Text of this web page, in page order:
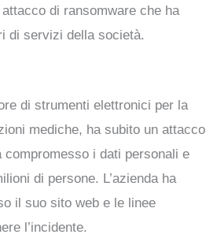
di ransomware che ha
di servizi della società.
di strumenti elettronici per la
mediche, ha subito un attacco
compromesso i dati personali e
di persone. L’azienda ha
il suo sito web e le linee
l’incidente.